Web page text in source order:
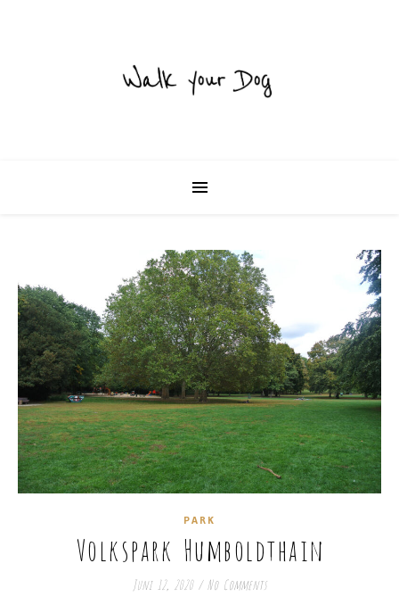
PARK
Volkspark Humboldthain
Juni 12, 2020 / No Comments